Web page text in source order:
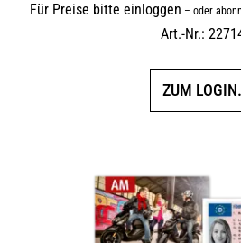
Für Preise bitte einloggen – oder
Art.-Nr.:
ZUM LOGIN.